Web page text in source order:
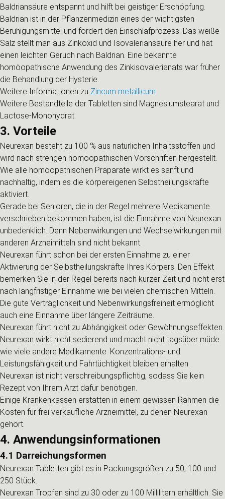
Baldriansäure entspannt und hilft bei geistiger Erschöpfung.
Baldrian ist in der Pflanzenmedizin eines der wichtigsten
Beruhigungsmittel und fördert den Einschlafprozess. Das weiße
Salz stellt man aus Zinkoxid und Isovaleriansäure her und hat
einen leichten Geruch nach Baldrian. Eine bekannte
homöopathische Anwendung des Zinkisovalerianats war früher
die Behandlung der Hysterie.
Weitere Informationen zu Zincum metallicum
Weitere Bestandteile der Tabletten sind Magnesiumstearat und
Lactose-Monohydrat.
3. Vorteile
Neurexan besteht zu 100 % aus natürlichen Inhaltsstoffen und
wird nach strengen homöopathischen Vorschriften hergestellt.
Wie alle homöopathischen Präparate wirkt es sanft und
nachhaltig, indem es die körpereigenen Selbstheilungskräfte
aktiviert.
Gerade bei Senioren, die in der Regel mehrere Medikamente
verschrieben bekommen haben, ist die Einnahme von Neurexan
unbedenklich. Denn Nebenwirkungen und Wechselwirkungen mit
anderen Arzneimitteln sind nicht bekannt.
Neurexan führt schon bei der ersten Einnahme zu einer
Aktivierung der Selbstheilungskräfte Ihres Körpers. Den Effekt
bemerken Sie in der Regel bereits nach kurzer Zeit und nicht erst
nach langfristiger Einnahme wie bei vielen chemischen Mitteln.
Die gute Verträglichkeit und Nebenwirkungsfreiheit ermöglicht
auch eine Einnahme über längere Zeiträume.
Neurexan führt nicht zu Abhängigkeit oder Gewöhnungseffekten.
Neurexan wirkt nicht sedierend und macht nicht tagsüber müde
wie viele andere Medikamente. Konzentrations- und
Leistungsfähigkeit und Fahrtüchtigkeit bleiben erhalten.
Neurexan ist nicht verschreibungspflichtig, sodass Sie kein
Rezept von Ihrem Arzt dafür benötigen.
Einige Krankenkassen erstatten in einem gewissen Rahmen die
Kosten für frei verkäufliche Arzneimittel, zu denen Neurexan
gehört.
4. Anwendungsinformationen
4.1 Darreichungsformen
Neurexan Tabletten gibt es in Packungsgrößen zu 50, 100 und
250 Stück.
Neurexan Tropfen sind zu 30 oder zu 100 Millilitern erhältlich. Sie